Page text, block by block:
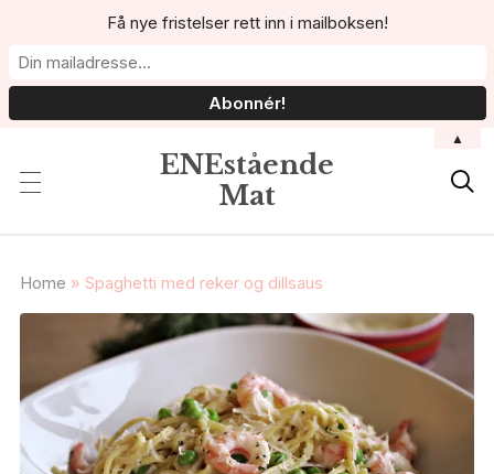
ENEstående
Mat

Home » Spaghetti med reker og dillsaus
Få nye fristelser rett inn i mailboksen!
▲